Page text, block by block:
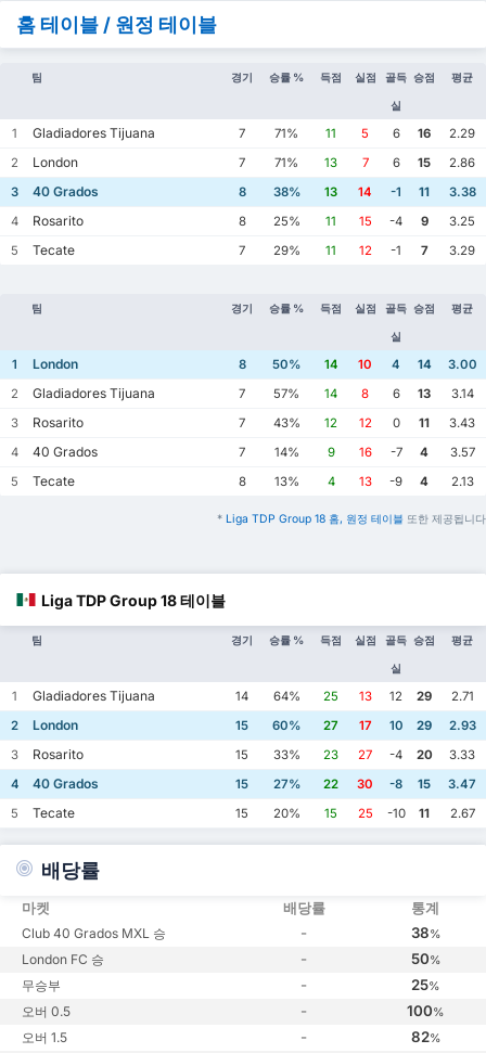
홈 테이블 / 원정 테이블
팀 경기 승률 % 득점 실점 골득
실
승점 평균
1 Gladiadores Tijuana 7 71% 11 5 6 16
2.29
2
London 7 71% 13 7 6 15
2.86
3
40 Grados 8 38% 13 14 -1 11
3.38
4
Rosarito 8 25% 11 15 -4 9
3.25
5
Tecate 7 29% 11 12 -1 7 3.29
팀 경기 승률 % 득점 실점 골득
실
승점 평균
1 London 8 50% 14 10 4 14
3.00
2
Gladiadores Tijuana 7 57% 14 8 6 13
3.14
3
Rosarito 7 43% 12 12 0 11
3.43
4
40 Grados 7 14% 9 16 -7 4
3.57
5
Tecate 8 13% 4 13 -9 4 2.13
* Liga TDP Group 18 홈, 원정 테이블 또한 제공됩니다
Liga TDP Group 18 테이블
팀 경기 승률 % 득점 실점 골득
실
승점 평균
1 Gladiadores Tijuana 14 64% 25 13 12 29
2.71
2
London 15 60% 27 17 10 29
2.93
3
Rosarito 15 33% 23 27 -4 20
3.33
4
40 Grados 15 27% 22 30 -8 15
3.47
5
Tecate 15 20% 15 25 -10 11 2.67
배당률
마켓 배당률 통계
Club 40 Grados MXL 승 - 38%
London FC 승 - 50%
무승부 - 25%
오버 0.5 - 100%
오버 1.5 - 82%